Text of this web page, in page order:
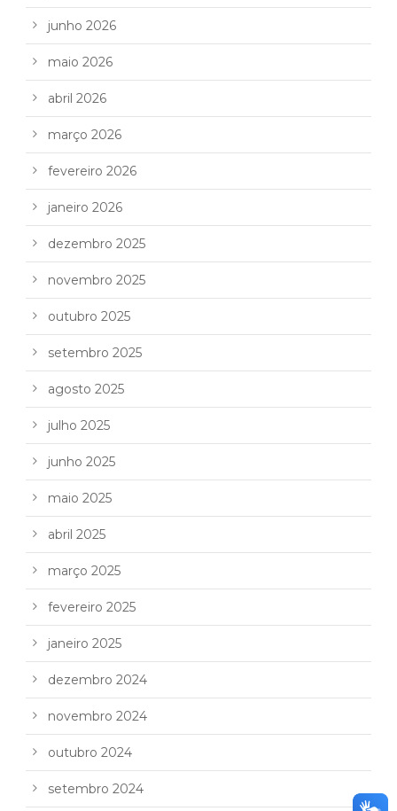
junho 2026
maio 2026
abril 2026
março 2026
fevereiro 2026
janeiro 2026
dezembro 2025
novembro 2025
outubro 2025
setembro 2025
agosto 2025
julho 2025
junho 2025
maio 2025
abril 2025
março 2025
fevereiro 2025
janeiro 2025
dezembro 2024
novembro 2024
outubro 2024
setembro 2024